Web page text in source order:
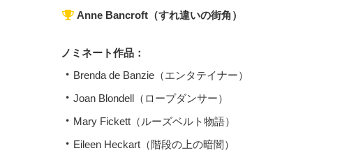
Anne Bancroft（すれ違いの街角）
ノミネート作品：
Brenda de Banzie（エンタテイナー）
Joan Blondell（ロープダンサー）
Mary Fickett（ルーズベルト物語）
Eileen Heckart（階段の上の暗闇）